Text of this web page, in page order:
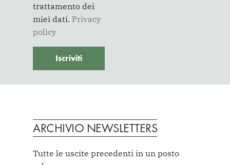
trattamento dei
miei dati. Privacy
policy
ARCHIVIO NEWSLETTERS
Tutte le uscite precedenti in un posto